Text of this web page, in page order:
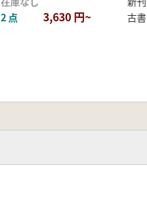
2 点 3,630 円~
古書